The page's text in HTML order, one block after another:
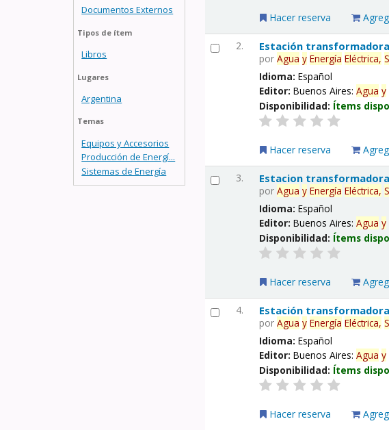
Documentos Externos
Tipos de ítem
Libros
Lugares
Argentina
Temas
Equipos y Accesorios
Producción de Energí...
Sistemas de Energía
Hacer reserva
2. Estación
porAgua y Energía Eléctrica,
Idioma:Español
Editor:Buenos Aires:Agua y
Disponibilidad: Ítems
Hacer reserva
3. Estacion
porAgua y Energía Eléctrica,
Idioma:Español
Editor:Buenos Aires:Agua y
Disponibilidad: Ítems
Hacer reserva
4. Estación
porAgua y Energía Eléctrica,
Idioma:Español
Editor:Buenos Aires:Agua y
Disponibilidad: Ítems
Hacer reserva